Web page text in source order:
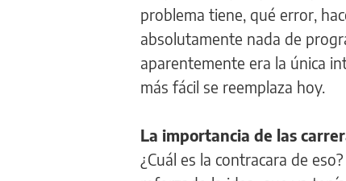
problema tiene, qué error,
absolutamente nada de
aparentemente era la única
más fácil se reemplaza hoy.
La importancia de las
¿Cuál es la contracara de